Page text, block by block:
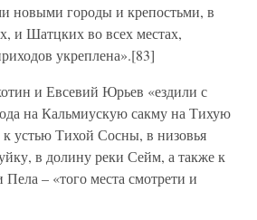
новыми городы и крепостьми, в
и Шатцких во всех местах,
укреплена».[83]
и Евсевий Юрьев «ездили с
на Кальмиускую сакму на Тихую
устью Тихой Сосны, в низовья
в долину реки Сейм, а также к
– «того места смотрети и